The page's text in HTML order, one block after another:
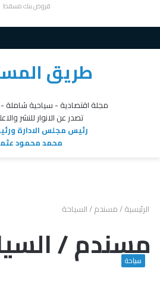
قروض بنك مسقط
طريق
مجلة اقتصادية - سياحية شاملة -
تصدر عن الانوار للنشر
رئيس مجلس الادارة
محمد محمود
الرئيسية/مسندم / السياحة
مسندم /
سياحة